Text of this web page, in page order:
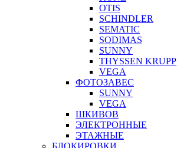
OTIS
SCHINDLER
SEMATIC
SODIMAS
SUNNY
THYSSEN KRUPP
VEGA
ФОТОЗАВЕС
SUNNY
VEGA
ШКИВОВ
ЭЛЕКТРОННЫЕ
ЭТАЖНЫЕ
БЛОКИРОВКИ